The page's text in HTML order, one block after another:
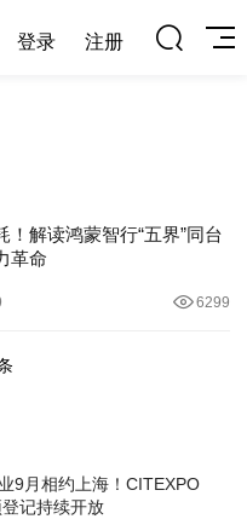
登录 注册
！解读鸿蒙智行“五界”同台
革命
6299
9月相约上海！CITEXPO
记持续开放